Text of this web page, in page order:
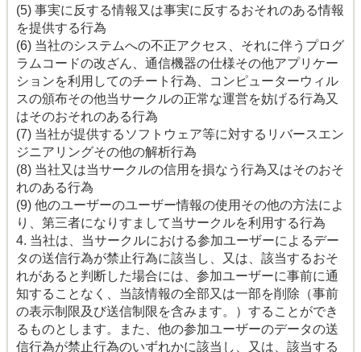
(5) 事実に反する情報又は事実に反するおそれのある情報
を提供する行為
(6) 当社のシステムへの不正アクセス、それに伴うプログ
ラムコードの改ざん、通信機器の仕様その他アプリケー
ションを利用してのチート行為、コンピューターウィル
スの頒布その他当サークルの正常な運営を妨げる行為又
はそのおそれのある行為
(7) 当社が提供するソフトウェア等に対するリバースエン
ジニアリングその他の解析行為
(8) 当社又は当サークルの信用を損なう行為又はそのおそ
れのある行為
(9) 他のユーザーのユーザー情報の使用その他の方法によ
り、第三者になりすまして当サークルを利用する行為
4. 当社は、当サークルにおける参加ユーザーによるデー
タの送信行為が禁止行為に該当し、又は、該当するおそ
れがあると判断した場合には、参加ユーザーに事前に通
知することなく、当該情報の全部又は一部を削除（事前
の表示制限及び送信制限を含みます。）することができ
るものとします。また、他の参加ユーザーのデータの送
信行為が禁止行為のいずれかに該当し、又は、該当する